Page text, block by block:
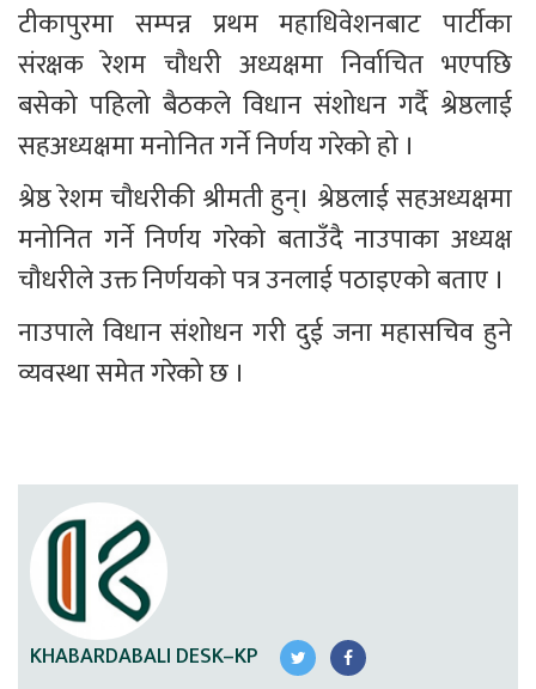
टीकापुरमा सम्पन्न प्रथम महाधिवेशनबाट पार्टीका
संरक्षक रेशम चौधरी अध्यक्षमा निर्वाचित भएपछि
बसेको पहिलो बैठकले विधान संशोधन गर्दै श्रेष्ठलाई
सहअध्यक्षमा मनोनित गर्ने निर्णय गरेको हो ।
श्रेष्ठ रेशम चौधरीकी श्रीमती हुन्। श्रेष्ठलाई सहअध्यक्षमा
मनोनित गर्ने निर्णय गरेको बताउँदै नाउपाका अध्यक्ष
चौधरीले उक्त निर्णयको पत्र उनलाई पठाइएको बताए ।
नाउपाले विधान संशोधन गरी दुई जना महासचिव हुने
व्यवस्था समेत गरेको छ ।
KHABARDABALI DESK–KP